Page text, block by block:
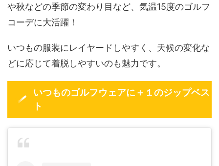
や秋などの季節の変わり目など、気温15度のゴルフ
コーデに大活躍！
いつもの服装にレイヤードしやすく、天候の変化な
どに応じて着脱しやすいのも魅力です。
いつものゴルフウェアに＋１のジップベス
ト